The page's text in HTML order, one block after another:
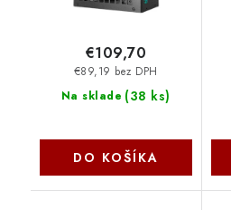
Na sklade (38 ks)
€89,19 bez DPH
€109,70
DO KOŠÍKA